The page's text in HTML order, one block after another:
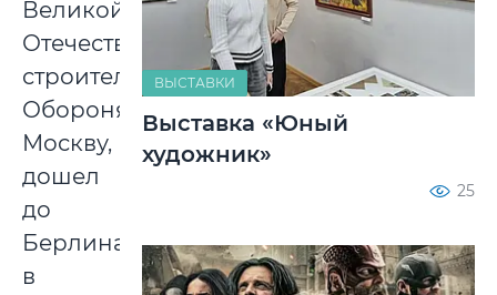
Великой
Отечественной,
строителем.
Оборонял
Москву,
дошел
до
Берлина
в
ВЫСТАВКИ
Выставка «Юный
художник»
25